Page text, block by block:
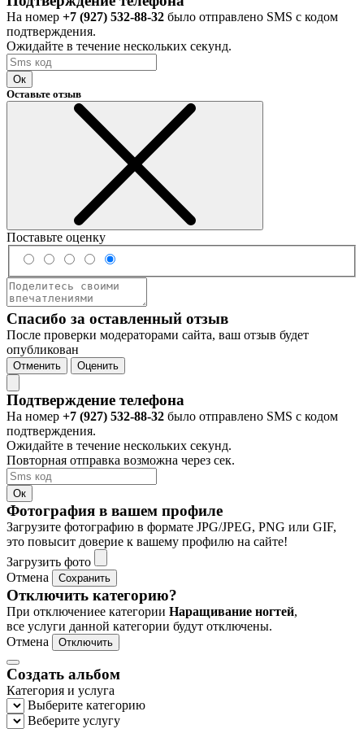
На номер +7 (927) 532-88-32 было отправлено SMS с кодом
подтверждения.
Ожидайте в течение нескольких секунд.
Ок
Оставьте отзыв
Поставьте оценку
Спасибо за оставленный отзыв
После проверки модераторами сайта, ваш отзыв будет
опубликован
Отменить Оценить
Подтверждение телефона
На номер +7 (927) 532-88-32 было отправлено SMS с кодом
подтверждения.
Ожидайте в течение нескольких секунд.
Повторная отправка возможна через сек.
Ок
Фотография в вашем профиле
Загрузите фотографию в формате JPG/JPEG, PNG или GIF,
это повысит доверие к вашему профилю на сайте!
Загрузить фото
Отмена
Сохранить
Отключить категорию?
При отключениее категории Наращивание ногтей,
все услуги данной категории будут отключены.
Отмена
Отключить
Создать альбом
Категория и услуга
Выберите категорию
Веберите услугу